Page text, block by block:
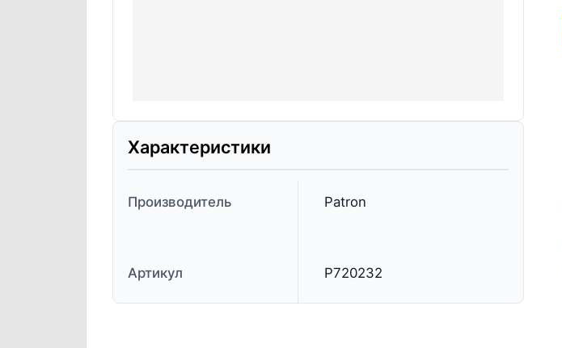
Характеристики
Производитель Patron
Артикул P720232